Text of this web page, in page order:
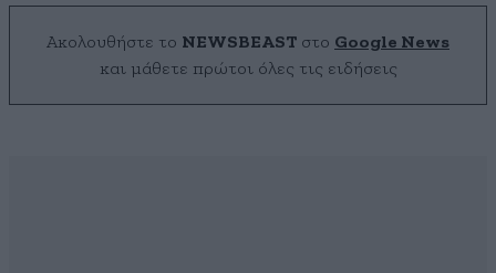
Ακολουθήστε το NEWSBEAST στο Google News
και μάθετε πρώτοι όλες τις ειδήσεις